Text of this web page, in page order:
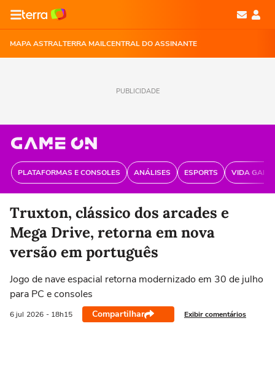
MAPA ASTRALTERRA MAILCENTRAL DO ASSINANTE
PUBLICIDADE
PLATAFORMAS E CONSOLES ANÁLISES ESPORTS VIDA
Truxton, clássico dos arcades e
Mega Drive, retorna em nova
versão em português
Jogo de nave espacial retorna modernizado em 30 de julho
para PC e consoles
6 jul 2026 - 18h15 Compartilhar Exibir comentários